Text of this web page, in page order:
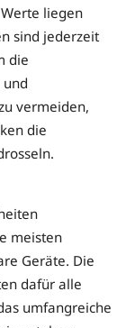
liegen
sind jederzeit
die
vermeiden,
die
meisten
Geräte. Die
dafür alle
umfangreiche